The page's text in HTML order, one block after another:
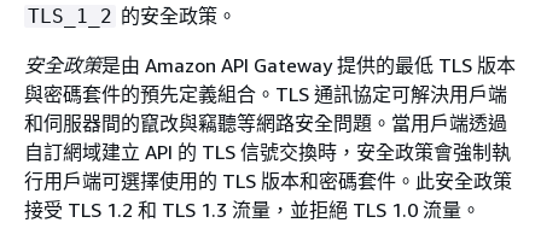
TLS_1_2 的安全政策。
安全政策是由 Amazon API Gateway 提供的最低 TLS 版本
與密碼套件的預先定義組合。TLS 通訊協定可解決用戶端
和伺服器間的竄改與竊聽等網路安全問題。當用戶端透過
自訂網域建立 API 的 TLS 信號交換時，安全政策會強制執
行用戶端可選擇使用的 TLS 版本和密碼套件。此安全政策
接受 TLS 1.2 和 TLS 1.3 流量，並拒絕 TLS 1.0 流量。